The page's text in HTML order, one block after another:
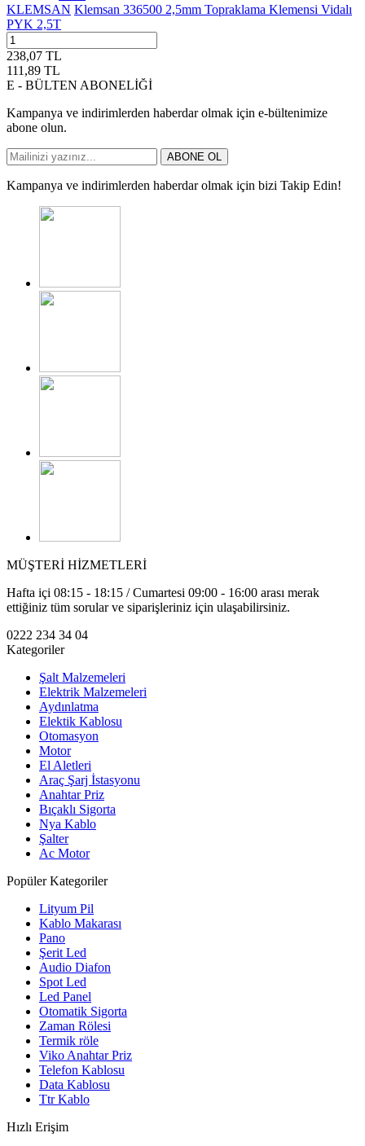
KLEMSAN Klemsan 336500 2,5mm Topraklama Klemensi Vidalı
PYK 2,5T
238,07 TL
111,89 TL
E - BÜLTEN ABONELİĞİ
Kampanya ve indirimlerden haberdar olmak için e-bültenimize
abone olun.
ABONE OL
Kampanya ve indirimlerden haberdar olmak için bizi Takip Edin!
MÜŞTERİ HİZMETLERİ
Hafta içi 08:15 - 18:15 / Cumartesi 09:00 - 16:00 arası merak
ettiğiniz tüm sorular ve siparişleriniz için ulaşabilirsiniz.
0222 234 34 04
Kategoriler
Şalt Malzemeleri
Elektrik Malzemeleri
Aydınlatma
Elektik Kablosu
Otomasyon
Motor
El Aletleri
Araç Şarj İstasyonu
Anahtar Priz
Bıçaklı Sigorta
Nya Kablo
Şalter
Ac Motor
Popüler Kategoriler
Lityum Pil
Kablo Makarası
Pano
Şerit Led
Audio Diafon
Spot Led
Led Panel
Otomatik Sigorta
Zaman Rölesi
Termik röle
Viko Anahtar Priz
Telefon Kablosu
Data Kablosu
Ttr Kablo
Hızlı Erişim